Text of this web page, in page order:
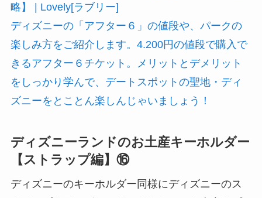
略】 | Lovely[ラブリー]
ディズニーの「アフター６」の値段や、パークの
楽しみ方をご紹介します。4.200円の値段で購入で
きるアフター６チケット。メリットとデメリット
をしっかり学んで、デートスポットの聖地・ディ
ズニーをとことん楽しんじゃいましょう！
ディズニーランドのお土産キーホルダー
【ストラップ編】⑯
ディズニーのキーホルダー同様にディズニーのス